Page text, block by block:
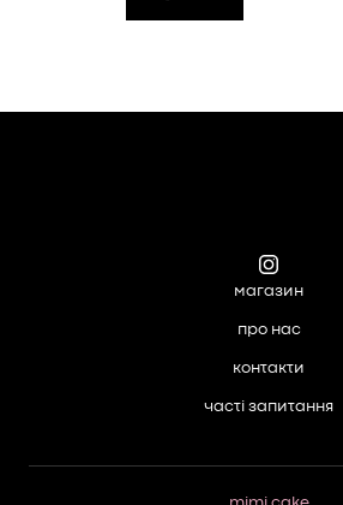
магазин
про нас
контакти
часті запитання